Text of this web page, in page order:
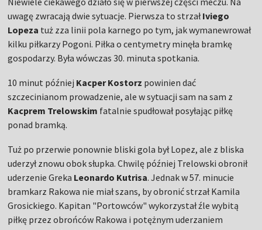
uwagę zwracają dwie sytuacje. Pierwsza to strzałIviego
Lopeza tuż zza linii pola karnego po tym, jak wymanewrował
kilku piłkarzy Pogoni. Piłka o centymetry minęła bramkę
gospodarzy. Była wówczas 30. minuta spotkania.
10 minut później Kacper Kostorz powinien dać
szczecinianom prowadzenie, ale w sytuacji sam na sam z
Kacprem Trelowskim fatalnie spudłował posyłając piłkę
ponad bramką.
Tuż po przerwie ponownie bliski gola był Lopez, ale z bliska
uderzył znowu obok słupka. Chwilę później Trelowski obronił
uderzenie Greka Leonardo Kutrisa. Jednak w 57. minucie
bramkarz Rakowa nie miał szans, by obronić strzał Kamila
Grosickiego. Kapitan "Portowców" wykorzystał źle wybitą
piłkę przez obrońców Rakowa i potężnym uderzaniem